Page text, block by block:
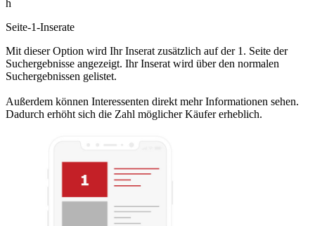
h
Seite-1-Inserate
Mit dieser Option wird Ihr Inserat zusätzlich auf der 1. Seite der
Suchergebnisse angezeigt. Ihr Inserat wird über den normalen
Suchergebnissen gelistet.
Außerdem können Interessenten direkt mehr Informationen sehen.
Dadurch erhöht sich die Zahl möglicher Käufer erheblich.